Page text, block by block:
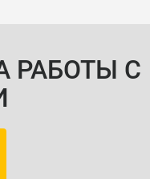
РАБОТЫ С